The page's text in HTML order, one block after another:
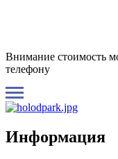
Внимание стоимость
телефону
Информация